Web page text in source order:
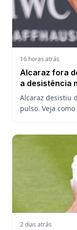
16 horas atrás
Alcaraz fora
a desistência
defesa do US
Alcaraz desistiu
pulso. Veja
2 dias atrás